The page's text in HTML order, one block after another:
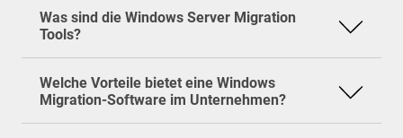
Was sind die Windows Server Migration
Tools?
Aufwand umziehen.
Welche Vorteile bietet eine Windows
Migration-Software im Unternehmen?
Zeitersparnis
für die IT-Abteilung
Transparenzfür die Überwachung des
wieder einsatzbereit sind
Am besten mit zentralen Management-Tools
lassen sich standardisierte Images verteilen,
Treiber automatisch einspielen und Userdaten im